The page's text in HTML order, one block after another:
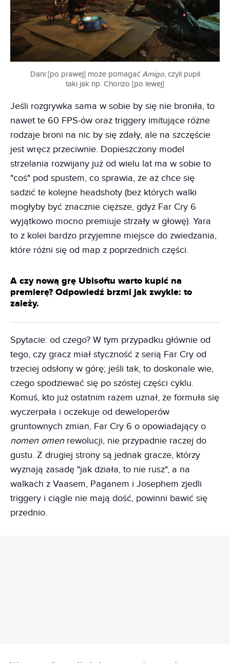
Dani [po prawej] może pomagać Amigo, czyli pupil
taki jak np. Chorizo [po lewej]
Jeśli rozgrywka sama w sobie by się nie broniła, to
nawet te 60 FPS-ów oraz triggery imitujące różne
rodzaje broni na nic by się zdały, ale na szczęście
jest wręcz przeciwnie. Dopieszczony model
strzelania rozwijany już od wielu lat ma w sobie to
"coś" pod spustem, co sprawia, że aż chce się
sadzić te kolejne headshoty (bez których walki
mogłyby być znacznie cięższe, gdyż Far Cry 6
wyjątkowo mocno premiuje strzały w głowę). Yara
to z kolei bardzo przyjemne miejsce do zwiedzania,
które różni się od map z poprzednich części.
A czy nową grę Ubisoftu warto kupić na
premierę? Odpowiedź brzmi jak zwykle: to
zależy.
Spytacie: od czego? W tym przypadku głównie od
tego, czy gracz miał styczność z serią Far Cry od
trzeciej odsłony w górę; jeśli tak, to doskonale wie,
czego spodziewać się po szóstej części cyklu.
Komuś, kto już ostatnim razem uznał, że formuła się
wyczerpała i oczekuje od deweloperów
gruntownych zmian, Far Cry 6 o opowiadający o
nomen omenrewolucji, nie przypadnie raczej do
gustu. Z drugiej strony są jednak gracze, którzy
wyznają zasadę "jak działa, to nie rusz", a na
walkach z Vaasem, Paganem i Josephem zjedli
triggery i ciągle nie mają dość, powinni bawić się
przednio.